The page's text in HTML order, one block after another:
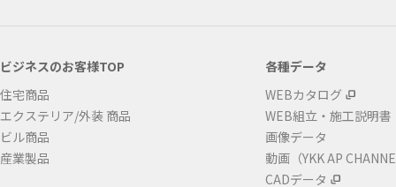
ビジネスのお客様TOP
住宅商品
エクステリア/外装 商品
ビル商品
産業製品
各種データ
WEBカタログ
WEB組立・施工説明書
画像データ
動画（YKK AP
CADデータ